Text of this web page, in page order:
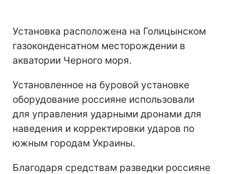
Установка расположена на Голицынском
газоконденсатном месторождении в
акватории Черного моря.
Установленное на буровой установке
оборудование россияне использовали
для управления ударными дронами для
наведения и корректировки ударов по
южным городам Украины.
Благодаря средствам разведки россияне